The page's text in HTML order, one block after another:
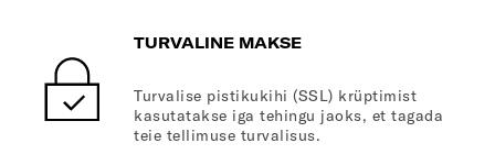
TURVALINE MAKSE
Turvalise pistikukihi (SSL) krüptimist
kasutatakse iga tehingu jaoks, et tagada
teie tellimuse turvalisus.